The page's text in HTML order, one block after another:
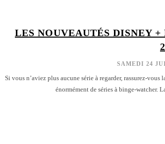
LES NOUVEAUTÉS DISNEY
SAMEDI 24
Si vous n’aviez plus aucune série à regarder, rassurez-
énormément de séries à binge-watcher.